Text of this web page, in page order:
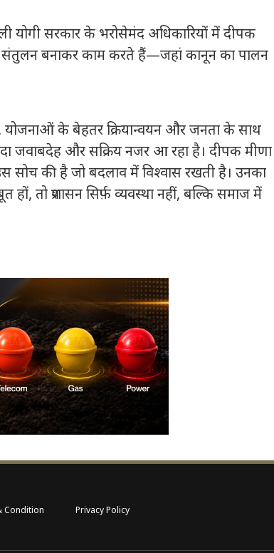
योगी सरकार के भरोसेमंद अधिकारियों में दीपक
संतुलन बनाकर काम करते हैं—जहां कानून का पालन
योजनाओं के बेहतर क्रियान्वयन और जनता के साथ
जवाबदेह और सक्रिय नजर आ रहा है। दीपक मीणा
की है जो बदलाव में विश्वास रखती है। उनका
तो प्रशासन सिर्फ़ व्यवस्था नहीं, बल्कि समाज में
Condition Privacy Policy